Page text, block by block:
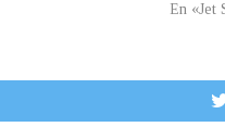
En «Jet